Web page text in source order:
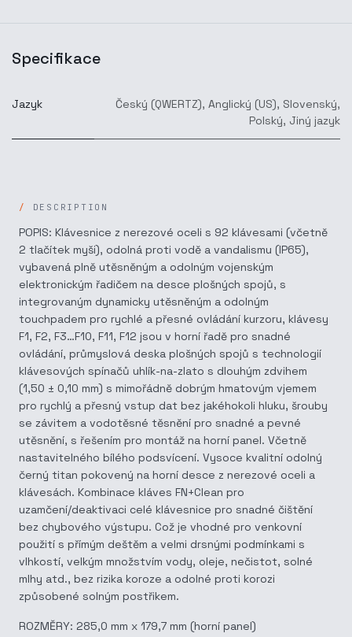
Specifikace
Jazyk Český (QWERTZ), Anglický (US), Slovenský,
Polský, Jiný jazyk
DESCRIPTION
POPIS: Klávesnice z nerezové oceli s 92 klávesami (včetně
2 tlačítek myši), odolná proti vodě a vandalismu (IP65),
vybavená plně utěsněným a odolným vojenským
elektronickým řadičem na desce plošných spojů, s
integrovaným dynamicky utěsněným a odolným
touchpadem pro rychlé a přesné ovládání kurzoru, klávesy
F1, F2, F3…F10, F11, F12 jsou v horní řadě pro snadné
ovládání, průmyslová deska plošných spojů s technologií
klávesových spínačů uhlík-na-zlato s dlouhým zdvihem
(1,50 ± 0,10 mm) s mimořádně dobrým hmatovým vjemem
pro rychlý a přesný vstup dat bez jakéhokoli hluku, šrouby
se závitem a vodotěsné těsnění pro snadné a pevné
utěsnění, s řešením pro montáž na horní panel. Včetně
nastavitelného bílého podsvícení. Vysoce kvalitní odolný
černý titan pokovený na horní desce z nerezové oceli a
klávesách. Kombinace kláves FN+Clean pro
uzamčení/deaktivaci celé klávesnice pro snadné čištění
bez chybového výstupu. Což je vhodné pro venkovní
použití s přímým deštěm a velmi drsnými podmínkami s
vlhkostí, velkým množstvím vody, oleje, nečistot, solné
mlhy atd., bez rizika koroze a odolné proti korozi
způsobené solným postřikem.
ROZMĚRY: 285,0 mm x 179,7 mm (horní panel)